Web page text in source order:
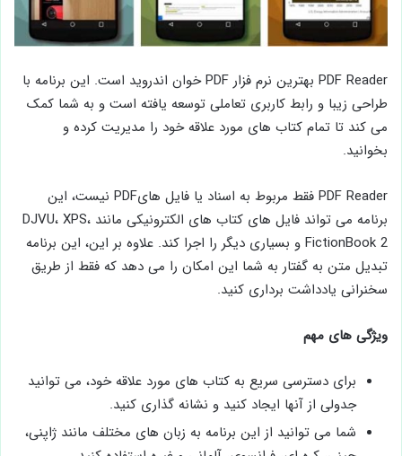
PDF Reader بهترین نرم فزار PDF خوان اندروید است. این برنامه با
طراحی زیبا و رابط کاربری تعاملی توسعه یافته است و به شما کمک
می کند تا تمام کتاب های مورد علاقه خود را مدیریت کرده و
بخوانید.
PDF Reader فقط مربوط به اسناد یا فایل هایPDF نیست، این
برنامه می ‌تواند فایل‌ های کتاب های الکترونیکی مانند DJVU، XPS،
FictionBook 2 و بسیاری دیگر را اجرا کند. علاوه بر این، این برنامه
تبدیل متن به گفتار به شما این امکان را می دهد که فقط از طریق
سخنرانی یادداشت برداری کنید.
ویژگی های مهم
برای دسترسی سریع به کتاب های مورد علاقه خود، می توانید
جدولی از آنها ایجاد کنید و نشانه گذاری کنید.
شما می توانید از این برنامه به زبان های مختلف مانند ژاپنی،